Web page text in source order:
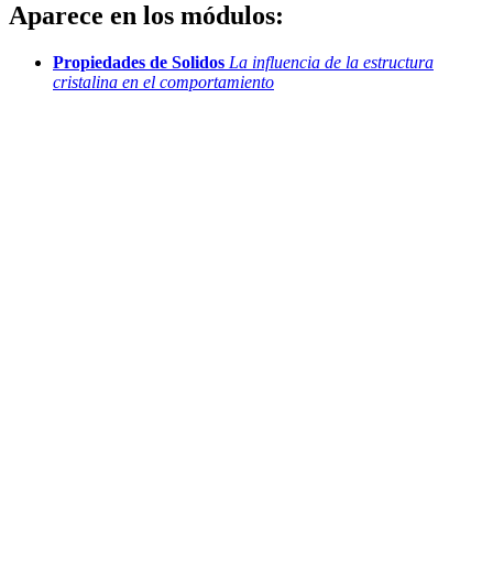
Aparece en los módulos:
Propiedades de Solidos La influencia de la estructura
cristalina en el comportamiento